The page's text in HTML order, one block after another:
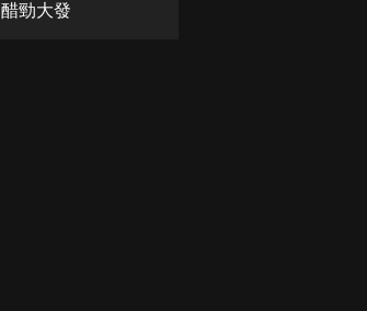
醋勁大發